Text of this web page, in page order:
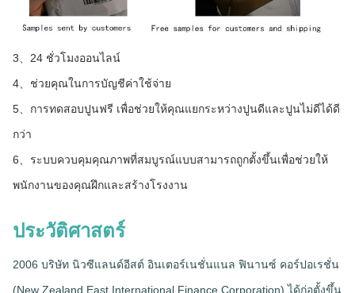
3、24 ชั่วโมงออนไลน์
4、ช่วยคุณในการบัญชีค่าใช้จ่าย
5、การทดสอบปูนฟรี เพื่อช่วยให้คุณแยกระหว่างปูนดีและปูนไม่ดีได้ดี
กว่า
6、ระบบควบคุมคุณภาพที่สมบูรณ์แบบสามารถถูกตั้งขึ้นเพื่อช่วยให้
พนักงานของคุณฝึกและสร้างโรงงาน
ประวัติศาสตร์
2006 บริษัท นิวซีแลนด์อีสต์ อินเตอร์เนชั่นแนล ฟินานซ์ คอร์ปอเรชั่น
(New Zealand East International Finance Corporation) ได้ก่อตั้งขึ้น